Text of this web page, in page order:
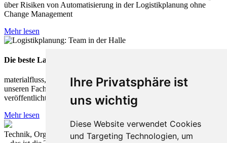
Ihre Privatsphäre ist
uns wichtig
Diese Website verwendet Cookies
und Targeting Technologien, um
über Risiken von Automatisierung in der Logistikplanung ohne
Change Management
Mehr lesen
Die beste Lagerplanung scheitert oft nicht an der Technik
materialfluss, das Fachmedium der Intralogistik und Logistik, hat
unseren Fachartikel zu Erfolgsfaktoren in der Lagerplanung
veröffentlicht.
Mehr lesen
Technik, Organisation und Prozesse nachhaltig verbinden